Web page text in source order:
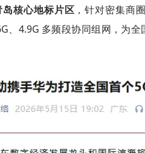
岛核心地标片区 ，针对密集商
、4.9G 多频段协同组网，为